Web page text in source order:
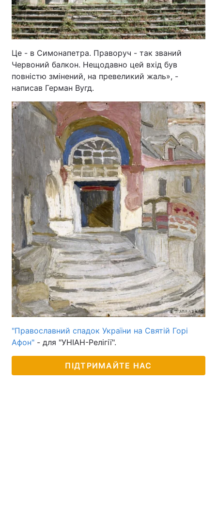
Це - в Симонапетра. Праворуч - так званий
Червоний балкон. Нещодавно цей вхід був
повністю змінений, на превеликий жаль», -
написав Герман Вугд.
"Православний спадок України на Святій Горі
Афон" - для "УНІАН-Релігії".
ПІДТРИМАЙТЕ НАС